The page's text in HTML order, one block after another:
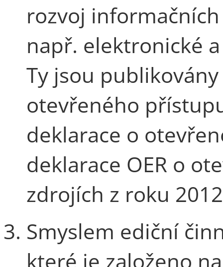
rozvoj
např. elektronické
Ty jsou
otevřeného
deklarace o
deklarace OER o
zdrojích z roku
Smyslem ediční
které je založeno